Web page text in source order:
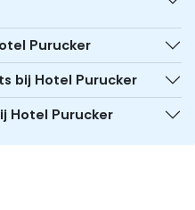
Purucker
bij Hotel Purucker
Hotel Purucker